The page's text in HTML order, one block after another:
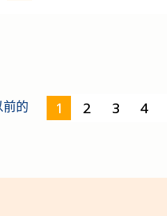
1 2 3 4